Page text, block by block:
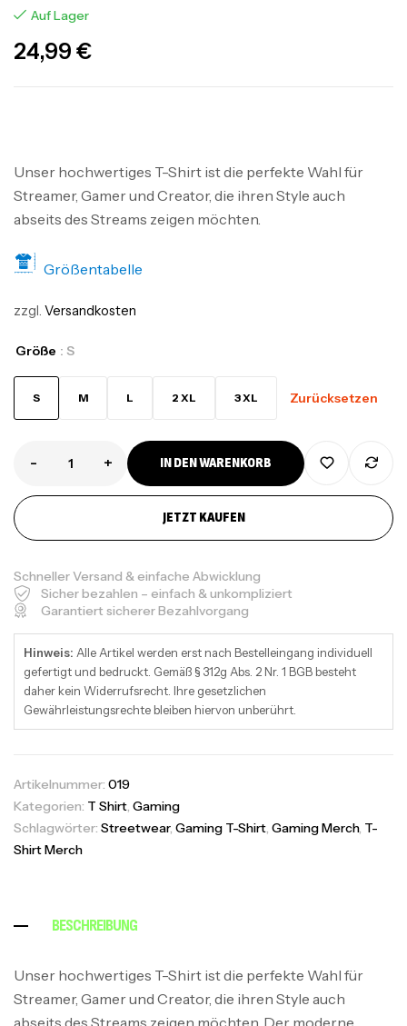
Auf Lager
24,99 €
Unser hochwertiges T-Shirt ist die perfekte Wahl für
Streamer, Gamer und Creator, die ihren Style auch
abseits des Streams zeigen möchten.
Größentabelle
zzgl. Versandkosten
Größe : S
S M L 2 XL 3 XL Zurücksetzen
- + IN DEN WARENKORB
JETZT KAUFEN
Schneller Versand & einfache Abwicklung
Sicher bezahlen – einfach & unkompliziert
Garantiert sicherer Bezahlvorgang
Hinweis: Alle Artikel werden erst nach Bestelleingang individuell
gefertigt und bedruckt. Gemäß § 312g Abs. 2 Nr. 1 BGB besteht
daher kein Widerrufsrecht. Ihre gesetzlichen
Gewährleistungsrechte bleiben hiervon unberührt.
Artikelnummer: 019
Kategorien: T Shirt, Gaming
Schlagwörter: Streetwear, Gaming T-Shirt, Gaming Merch, T-
Shirt Merch
BESCHREIBUNG
Unser hochwertiges T-Shirt ist die perfekte Wahl für
Streamer, Gamer und Creator, die ihren Style auch